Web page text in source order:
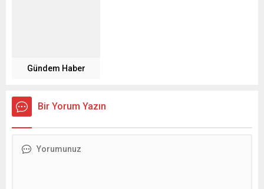
Gündem Haber
Bir Yorum Yazın